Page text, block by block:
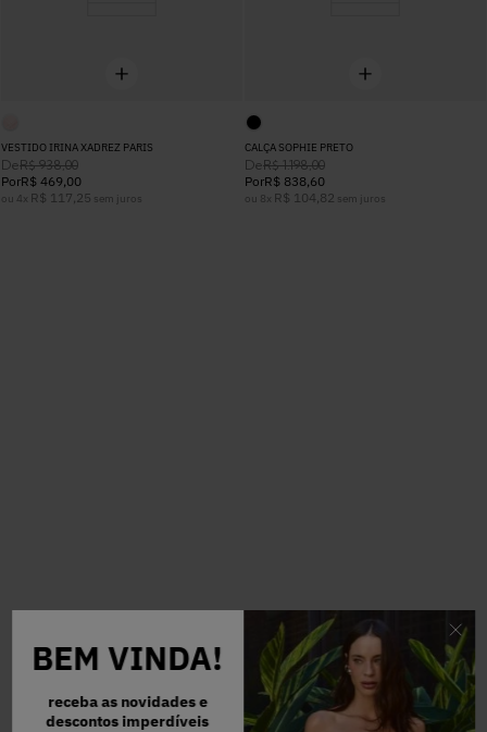
BEM VINDA!
receba as novidades e
descontos imperdíveis
VESTIDO IRINA XADREZ PARIS
DeR$ 938,00
PorR$ 469,00
ou 4 x R$ 117,25 sem juros
CALÇA SOPHIE PRETO
DeR$ 1.198,00
PorR$ 838,60
ou 8 x R$ 104,82 sem juros